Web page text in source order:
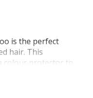
is the perfect
hair. This
colour protector to
vibrant. At the
manageable and